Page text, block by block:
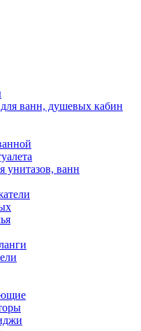
ванн, душевых кабин
унитазов, ванн